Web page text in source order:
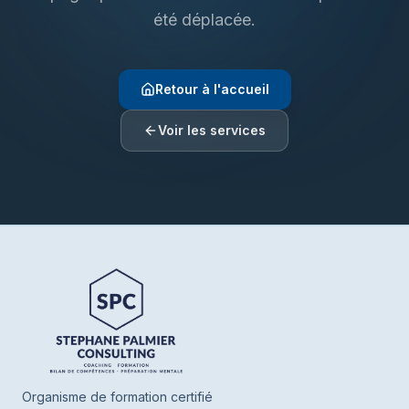
été déplacée.
Retour à l'accueil
Voir les services
Henrie SPC
En ligne
Bonjour ! Je suis Henrie votre assistant de
SPC. Parlez-moi de vous ou de ce que
vous cherchez, je vous oriente vers nos
Organisme de formation certifié